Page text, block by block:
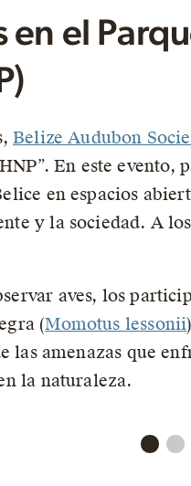
en el
Belize Audubon
En este
en espacios
y la sociedad. A
aves, los
(Momotus lessonii
las amenazas que
la naturaleza.